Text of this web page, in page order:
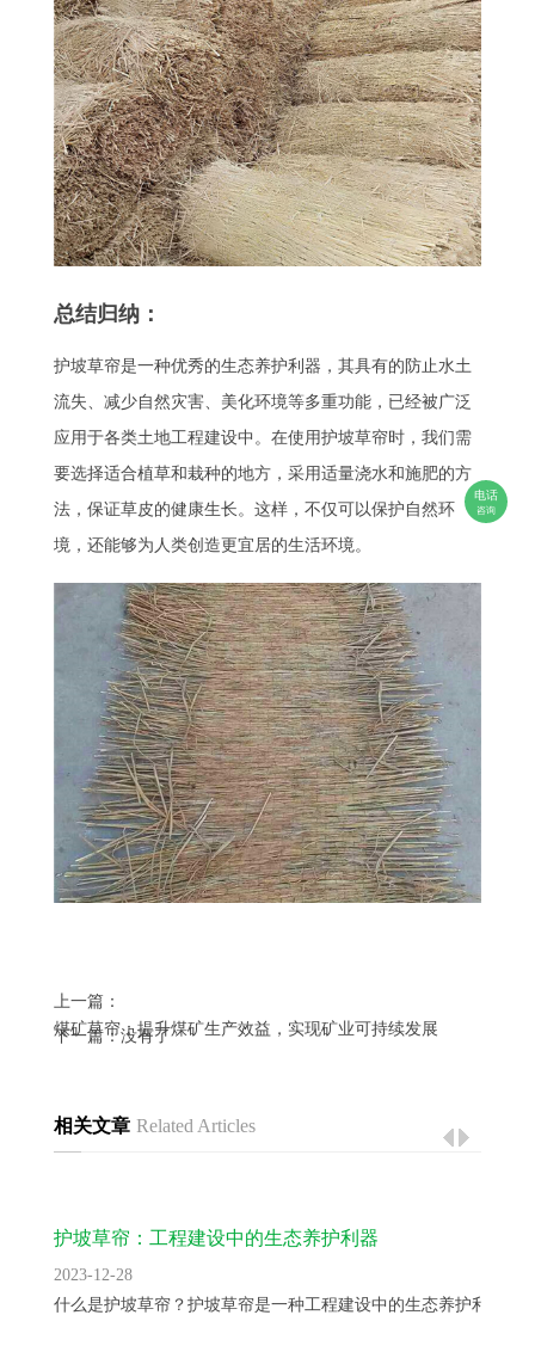
电话
咨询
总结归纳：
护坡草帘是一种优秀的生态养护利器，其具有的防止水土
流失、减少自然灾害、美化环境等多重功能，已经被广泛
应用于各类土地工程建设中。在使用护坡草帘时，我们需
要选择适合植草和栽种的地方，采用适量浇水和施肥的方
法，保证草皮的健康生长。这样，不仅可以保护自然环
境，还能够为人类创造更宜居的生活环境。
上一篇：
煤矿草帘：提升煤矿生产效益，实现矿业可持续发展
下一篇：没有了
相关文章 Related Articles
护坡草帘：工程建设中的生态养护利器
2023-12-28
什么是护坡草帘？护坡草帘是一种工程建设中的生态养护利器，...